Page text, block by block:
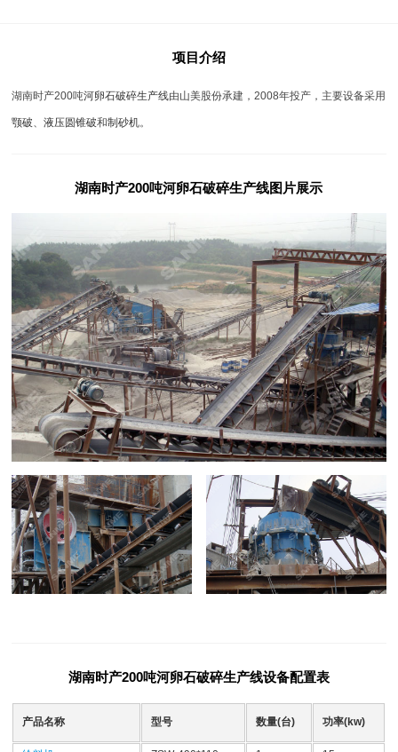
项目介绍
湖南时产200吨河卵石破碎生产线由山美股份承建，2008年投产，主要设备采用
颚破、液压圆锥破和制砂机。
湖南时产200吨河卵石破碎生产线图片展示
湖南时产200吨河卵石破碎生产线设备配置表
产品名称 型号 数量(台) 功率(kw)